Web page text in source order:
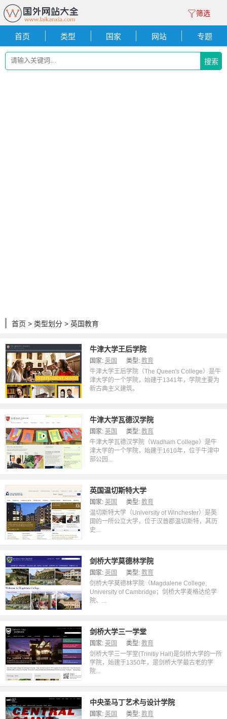
筛选
首页 类型 国家 网站 专题
搜索
首页 > 类型划分 > 英国教育
牛津大学王后学院
国家: 英国 类型: 教育
牛津大学王后学院（The Queen's College）是牛
津大学的一个学院，始建于1341年，学院主要为
新古典主义建筑。
牛津大学瓦德汉学院
国家: 英国 类型: 教育
牛津大学瓦德汉学院（Wadham College）是牛
津大学的一个学院，始建于1610年，位于牛津中
部公园...
英国温切斯特大学
国家: 英国 类型: 教育
温切斯特大学（University of Winchester）是英
国的一所公立大学，位于汉普郡温切斯特，其历
史...
剑桥大学莫德林学院
国家: 英国 类型: 教育
剑桥大学莫德林学院（Magdalene College,
University of Cambridge；剑桥大学麦格达伦学
院、...
剑桥大学三一学堂
国家: 英国 类型: 教育
剑桥大学三一学堂(Trinitiy Hall)是剑桥大学的一所
学院，始建于1350年，是剑桥大学最古老的学
院...
中央圣马丁艺术与设计学院
国家: 英国 类型: 教育